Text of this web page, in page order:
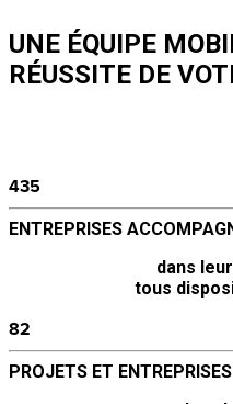
UNE ÉQUIPE
RÉUSSITE DE
435
ENTREPRISES
dans
tous
82
PROJETS ET